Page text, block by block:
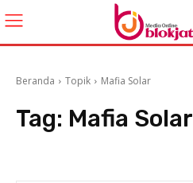
Beranda Topik Mafia Solar
Tag: Mafia Solar